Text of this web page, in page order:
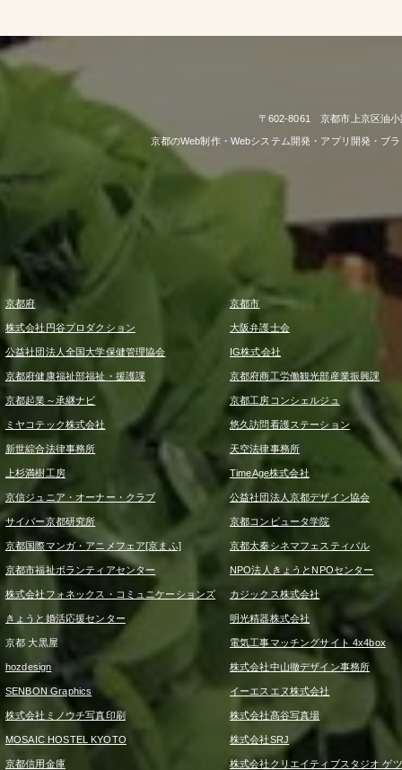
〒602-8061 京都市上京区油
京都のWeb制作・Webシステム開発・アプリ開発・ブ
京都府 京都市
株式会社円谷プロダクション 大阪弁護士会
公益社団法人全国大学保健管理協会 IG株式会社
京都府健康福祉部福祉・援護課 京都府商工労働観光部産業振興課
京都起業～承継ナビ 京都工房コンシェルジュ
ミヤコテック株式会社 悠久訪問看護ステーション
新世綜合法律事務所 天空法律事務所
上杉満樹工房 TimeAge株式会社
京信ジュニア・オーナー・クラブ 公益社団法人京都デザイン協会
サイバー京都研究所 京都コンピュータ学院
京都国際マンガ・アニメフェア[京まふ] 京都太秦シネマフェスティバル
京都市福祉ボランティアセンター NPO法人きょうとNPOセンター
株式会社フォネックス・コミュニケーションズ カジックス株式会社
きょうと婚活応援センター 明光精器株式会社
京都 大黒屋 電気工事マッチングサイト 4x4box
hozdesign 株式会社中山徹デザイン事務所
SENBON Graphics イーエスエヌ株式会社
株式会社ミノウチ写真印刷 株式会社髙谷写真場
MOSAIC HOSTEL KYOTO 株式会社SRJ
京都信用金庫 株式会社クリエイティブスタジオ ゲ